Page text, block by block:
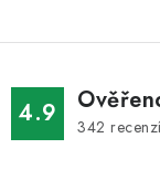
4.9 342